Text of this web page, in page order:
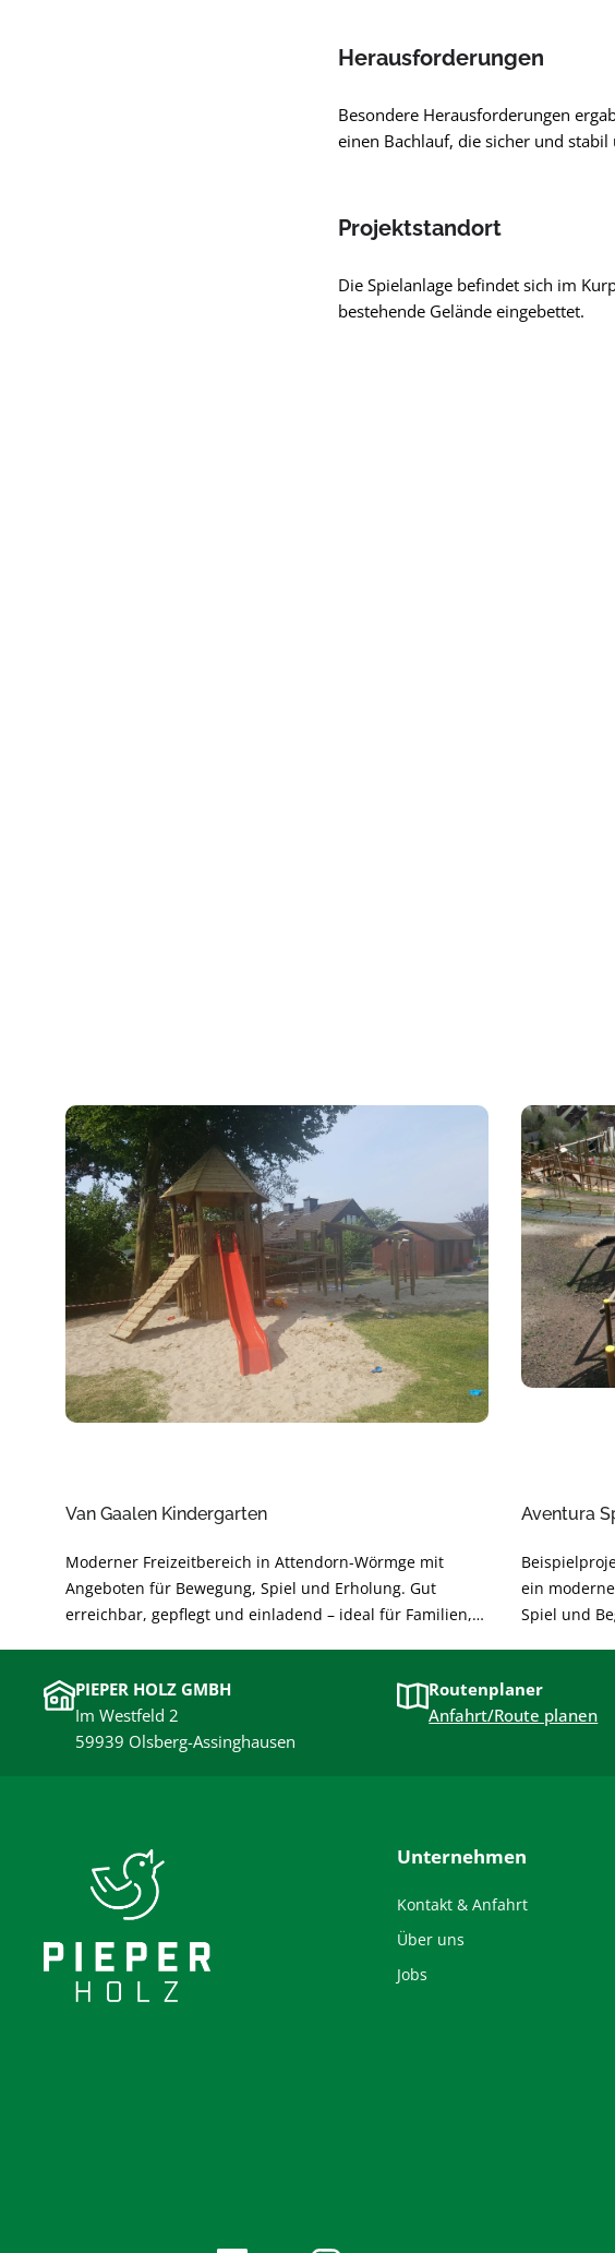
Herausforderungen
Besondere Herausforderungen
einen Bachlauf, die sicher und stabil
Projektstandort
Die Spielanlage befindet sich im
bestehende Gelände eingebettet.
Van Gaalen Kindergarten
Moderner Freizeitbereich in Attendorn-Wörmge mit
Angeboten für Bewegung, Spiel und Erholung. Gut
erreichbar, gepflegt und einladend – ideal für Familien,
Aventura
ein
Spiel und
geplant und
Freude und
PIEPER HOLZ GMBH
Im Westfeld 2
59939 Olsberg-Assinghausen
Routenplaner
Anfahrt/Route planen
Unternehmen
Kontakt & Anfahrt
Über uns
Jobs